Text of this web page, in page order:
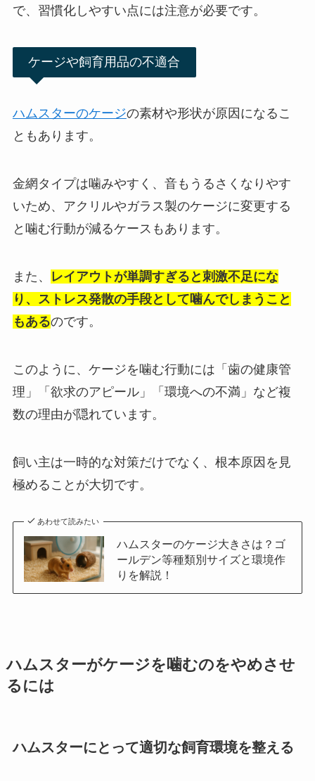
で、習慣化しやすい点には注意が必要です。
ケージや飼育用品の不適合
ハムスターのケージの素材や形状が原因になるこ
ともあります。
金網タイプは噛みやすく、音もうるさくなりやす
いため、アクリルやガラス製のケージに変更する
と噛む行動が減るケースもあります。
また、
レイアウトが単調すぎると刺激不足にな
り、ストレス発散の手段として噛んでしまうこと
もあるのです。
このように、ケージを噛む行動には「歯の健康管
理」「欲求のアピール」「環境への不満」など複
数の理由が隠れています。
飼い主は一時的な対策だけでなく、根本原因を見
極めることが大切です。
あわせて読みたい
ハムスターのケージ大きさは？ゴ
ールデン等種類別サイズと環境作
りを解説！
ハムスターがケージを噛むのをやめさせ
るには
ハムスターにとって適切な飼育環境を整える